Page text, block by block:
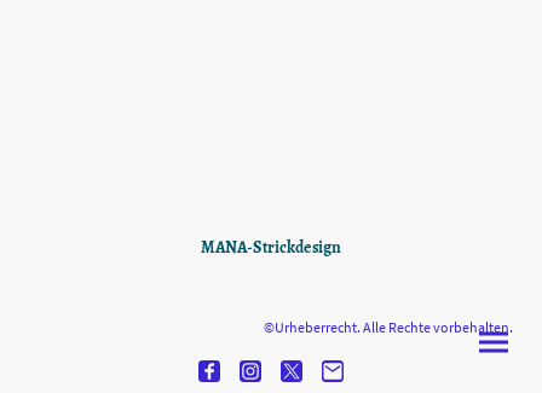
MANA-Strickdesign
©Urheberrecht. Alle Rechte vorbehalten.